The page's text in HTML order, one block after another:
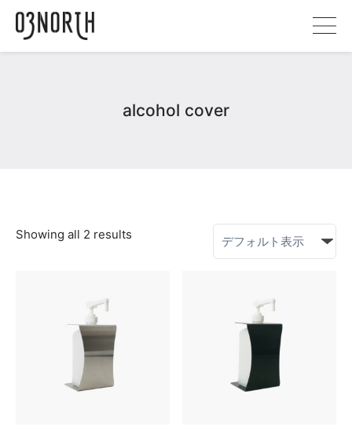
alcohol cover
Showing all 2 results